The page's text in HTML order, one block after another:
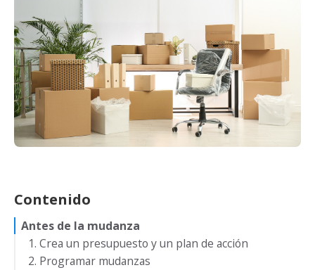
Contenido
Antes de la mudanza
1. Crea un presupuesto y un plan de acción
2. Programar mudanzas